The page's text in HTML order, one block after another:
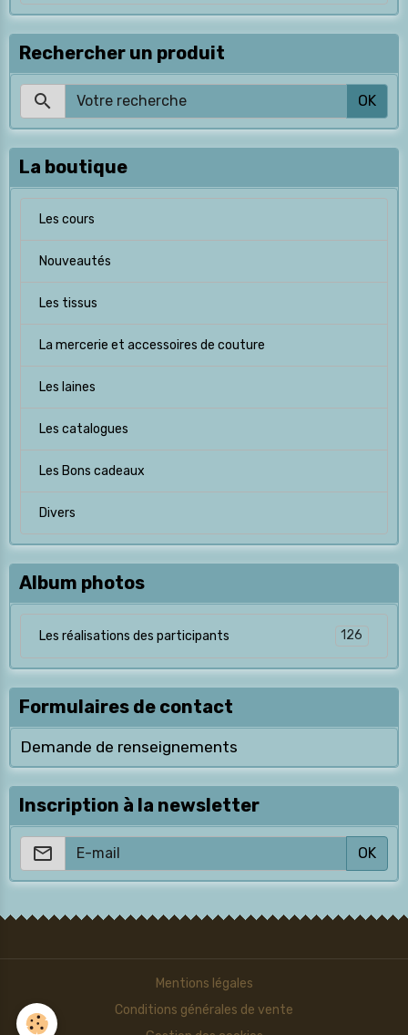
Rechercher un produit
OK
La boutique
Les cours
Nouveautés
Les tissus
La mercerie et accessoires de couture
Les laines
Les catalogues
Les Bons cadeaux
Divers
Album photos
Les réalisations des participants 126
Formulaires de contact
Demande de renseignements
Inscription à la newsletter
OK
Mentions légales
Conditions générales de vente